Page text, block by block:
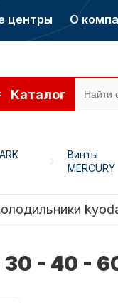
центры О
Каталог
Винты
MERCURY
30 - 40 -